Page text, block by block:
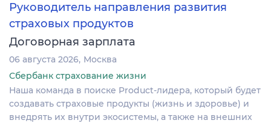
Руководитель направления развития
страховых продуктов
Договорная зарплата
06 августа 2026 Москва
Сбербанк страхование жизни
Наша команда в поиске Product-лидера, который будет
создавать страховые продукты (жизнь и здоровье) и
внедрять их внутри экосистемы, а также на внешних